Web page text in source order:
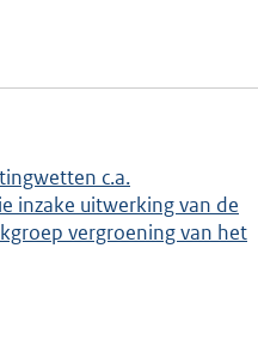
c.a.
inzake uitwerking van de
vergroening van het